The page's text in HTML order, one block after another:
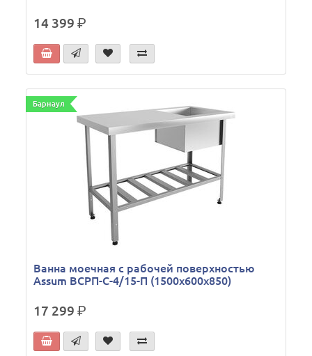
14 399р.
Барнаул
Ванна моечная с рабочей поверхностью
Assum ВСРП-С-4/15-П (1500х600х850)
17 299р.